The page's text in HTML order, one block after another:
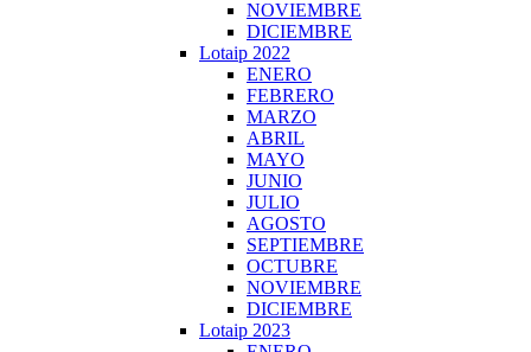
NOVIEMBRE
DICIEMBRE
Lotaip 2022
ENERO
FEBRERO
MARZO
ABRIL
MAYO
JUNIO
JULIO
AGOSTO
SEPTIEMBRE
OCTUBRE
NOVIEMBRE
DICIEMBRE
Lotaip 2023